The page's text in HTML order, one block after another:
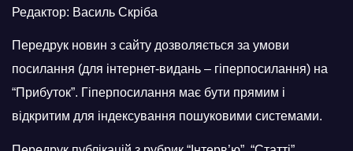
Редактор: Василь Скріба
Передрук новин з сайту дозволяється за умови
посилання (для інтернет-видань – гіперпосилання) на
“Прибуток”. Гіперпосилання має бути прямим і
відкритим для індексування пошуковими системами.